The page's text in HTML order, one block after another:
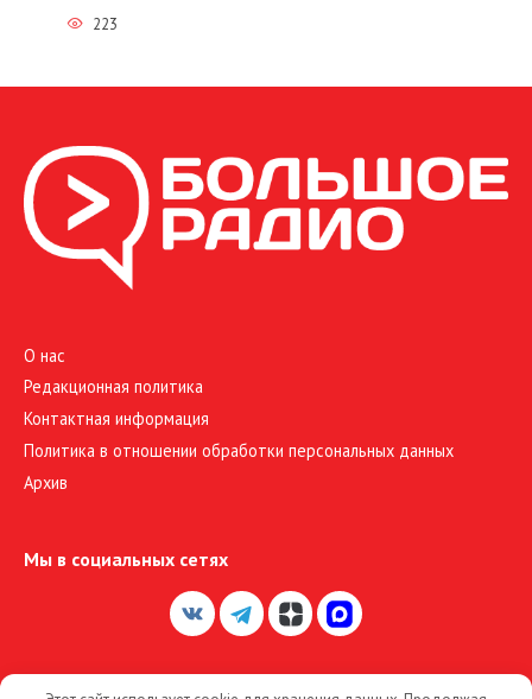
223
О нас
Редакционная политика
Контактная информация
Политика в отношении обработки персональных данных
Архив
Мы в социальных сетях